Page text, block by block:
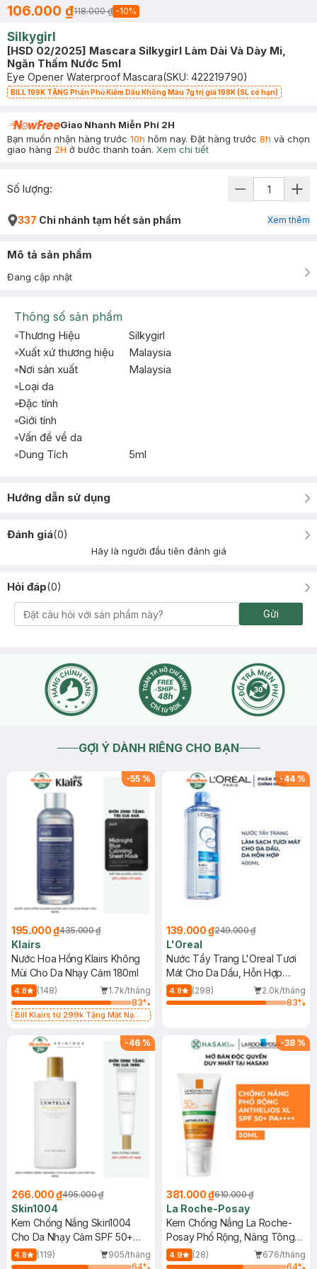
106.000 ₫118.000 ₫ -10%
Silkygirl
[HSD 02/2025] Mascara Silkygirl Làm Dài Và Dày Mi,
Ngăn Thấm Nước 5ml
Eye Opener Waterproof Mascara(SKU: 422219790)
BILL 199K TẶNG Phấn Phủ Kiềm Dầu Không Màu 7g trị giá 198K (SL có hạn)
Giao Nhanh Miễn Phí 2H
Bạn muốn nhận hàng trước 10h hôm nay. Đặt hàng trước 8h và chọn
giao hàng 2H ở bước thanh toán. Xem chi tiết
Số lượng:
337 Chi nhánh tạm hết sản phẩm Xem thêm
Mô tả sản phẩm
Đang cập nhật
Thông số sản phẩm
Thương Hiệu
Silkygirl
Xuất xứ thương hiệu
Malaysia
Nơi sản xuất
Malaysia
Loại da
Đặc tính
Giới tính
Vấn đề về da
Dung Tích
5ml
Hướng dẫn sử dụng
Đánh giá(0)
Hãy là người đầu tiên đánh giá
Hỏi đáp(0)
Gửi
GỢI Ý DÀNH RIÊNG CHO BẠN
-55 %
195.000 ₫435.000 ₫
Klairs
Nước Hoa Hồng Klairs Không
Mùi Cho Da Nhạy Cảm 180ml
4.8 (148)
1.7k/tháng
83%
Bill Klairs từ 299k Tặng Mặt Nạ
25ml (SL Có Hạn)
-44 %
139.000 ₫249.000 ₫
L'Oreal
Nước Tẩy Trang L'Oreal Tươi
Mát Cho Da Dầu, Hỗn Hợp
400ml
4.8 (298)
2.0k/tháng
83%
-46 %
266.000 ₫495.000 ₫
Skin1004
Kem Chống Nắng Skin1004
Cho Da Nhạy Cảm SPF 50+
50ml
4.8 (119)
905/tháng
64%
-38 %
381.000 ₫610.000 ₫
La Roche-Posay
Kem Chống Nắng La Roche-
Posay Phổ Rộng, Nâng Tông
Kiềm Dầu 50ml
4.9 (28)
676/tháng
64%